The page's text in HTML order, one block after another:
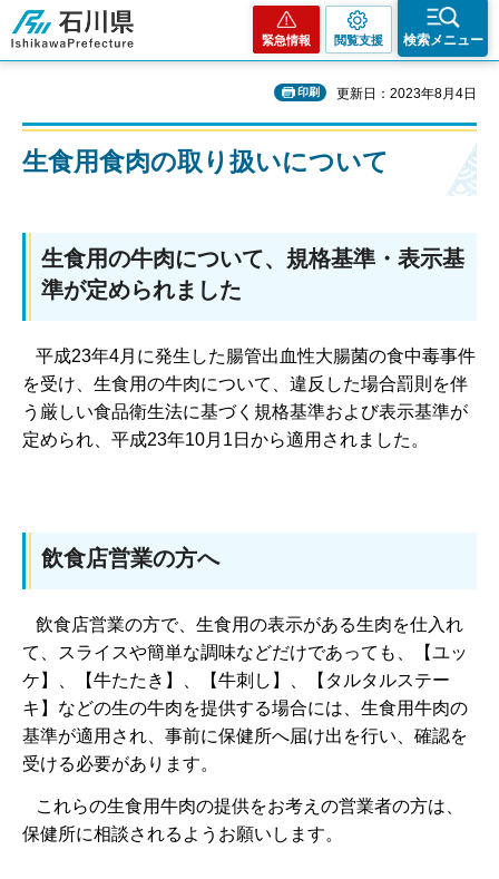
石川県
緊急情報 閲覧支援 検索メニュー
印刷 更新日：2023年8月4日
生食用食肉の取り扱いについて
生食用の牛肉について、規格基準・表示基
準が定められました
平成23年4月に発生した腸管出血性大腸菌の食中毒事件
を受け、生食用の牛肉について、違反した場合罰則を伴
う厳しい食品衛生法に基づく規格基準および表示基準が
定められ、平成23年10月1日から適用されました。
飲食店営業の方へ
飲食店営業の方で、生食用の表示がある生肉を仕入れ
て、スライスや簡単な調味などだけであっても、【ユッ
ケ】、【牛たたき】、【牛刺し】、【タルタルステー
キ】などの生の牛肉を提供する場合には、生食用牛肉の
基準が適用され、事前に保健所へ届け出を行い、確認を
受ける必要があります。
これらの生食用牛肉の提供をお考えの営業者の方は、
保健所に相談されるようお願いします。